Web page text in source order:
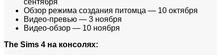
Обзор режима создания питомца — 10 октября
Видео-превью — 3 ноября
Видео-обзор — 10 ноября
The Sims 4 на консолях: